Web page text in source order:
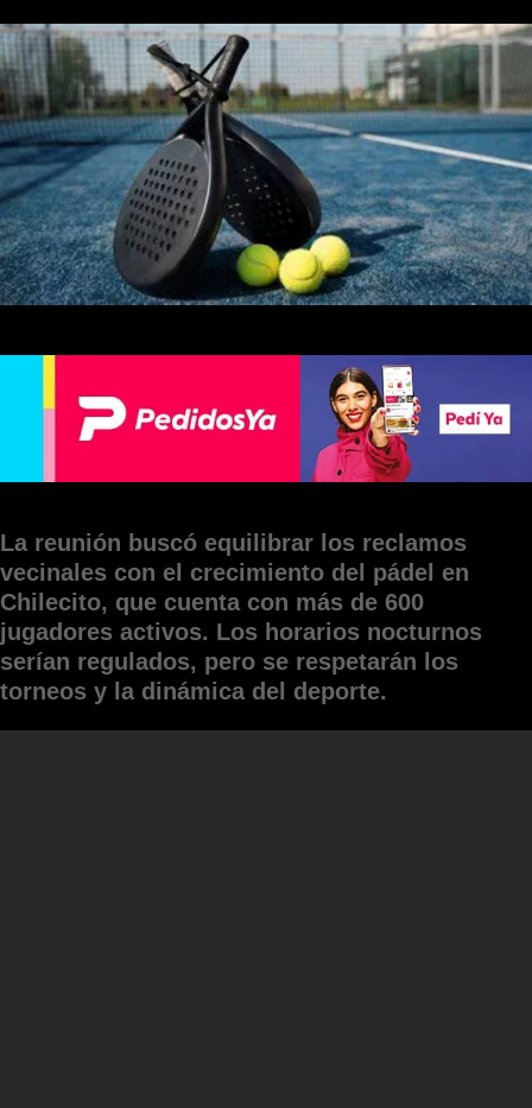
La reunión buscó equilibrar los reclamos
vecinales con el crecimiento del pádel en
Chilecito, que cuenta con más de 600
jugadores activos. Los horarios nocturnos
serían regulados, pero se respetarán los
torneos y la dinámica del deporte.